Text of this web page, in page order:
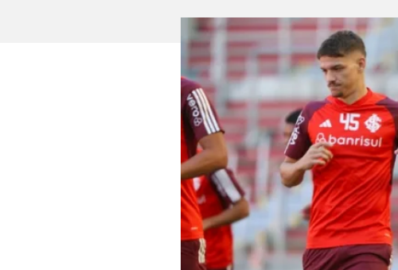
Acesse o perfil do autor